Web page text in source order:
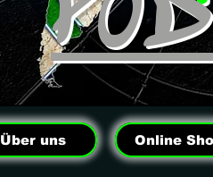
Über uns Online